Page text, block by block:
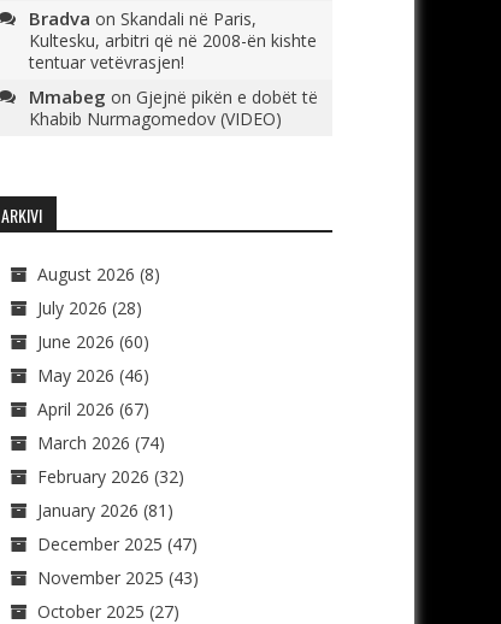
Bradva on Skandali në Paris,
Kultesku, arbitri që në 2008-ën kishte
tentuar vetëvrasjen!
Mmabeg on Gjejnë pikën e dobët të
Khabib Nurmagomedov (VIDEO)
ARKIVI
August 2026 (8)
July 2026 (28)
June 2026 (60)
May 2026 (46)
April 2026 (67)
March 2026 (74)
February 2026 (32)
January 2026 (81)
December 2025 (47)
November 2025 (43)
October 2025 (27)